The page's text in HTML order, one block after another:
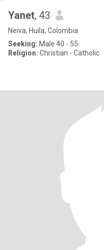
Yanet, 43
Neiva, Huila, Colombia
Seeking: Male 40 - 55
Religion: Christian - Catholic